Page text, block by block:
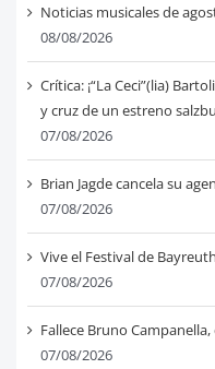
Noticias musicales de
08/08/2026
Crítica: ¡“La Ceci”(lia)
y cruz de un estreno
07/08/2026
Brian Jagde cancela su
07/08/2026
Vive el Festival de
07/08/2026
Fallece Bruno
07/08/2026